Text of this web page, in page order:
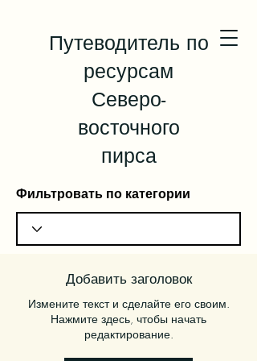
Путеводитель по
ресурсам
Северо-
восточного
пирса
Фильтровать по категории
Добавить заголовок
Измените текст и сделайте его своим.
Нажмите здесь, чтобы начать
редактирование.